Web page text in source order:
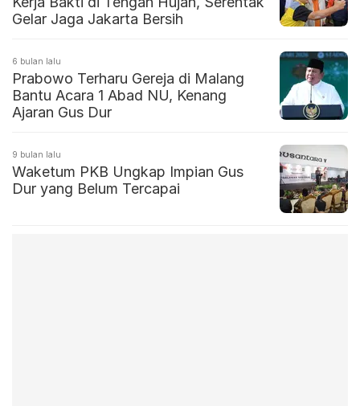
Gelar Jaga Jakarta Bersih
6 bulan lalu
Prabowo Terharu Gereja di Malang
Bantu Acara 1 Abad NU, Kenang
Ajaran Gus Dur
9 bulan lalu
Waketum PKB Ungkap Impian Gus
Dur yang Belum Tercapai